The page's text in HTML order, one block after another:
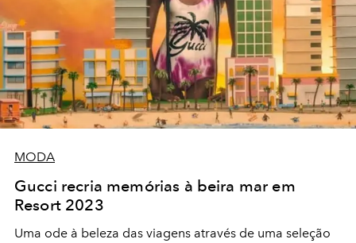
MODA
Gucci recria memórias à beira mar em
Resort 2023
Uma ode à beleza das viagens através de uma seleção